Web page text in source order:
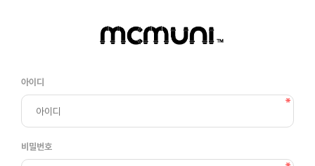
아이디
비밀번호